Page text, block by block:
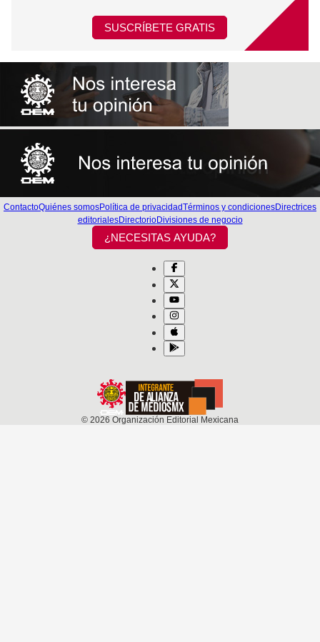
SUSCRÍBETE GRATIS
ContactoQuiénes somosPolítica de privacidadTérminos y condicionesDirectrices
editorialesDirectorioDivisiones de negocio
¿NECESITAS AYUDA?
© 2026 Organización Editorial Mexicana